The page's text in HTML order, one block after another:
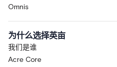
Omnis
为什么选择英亩
我们是谁
Acre Core